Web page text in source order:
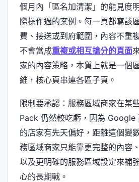
個月內「區名加清潔」的能見度
際操作過的案例。每一頁都寫該
費、接送或到府範圍，內容不重
不會當成重複或相互搶分的頁面
家的內容策略，本質上就是一個
維，核心頁串連各區子頁。
限制要承認：服務區域商家在某
Pack 仍然較吃虧，因為 Google
的店家有先天偏好，距離這個變
務區域商家只能靠更完整的內容
以及更明確的服務區域設定來補
心的長期戰。